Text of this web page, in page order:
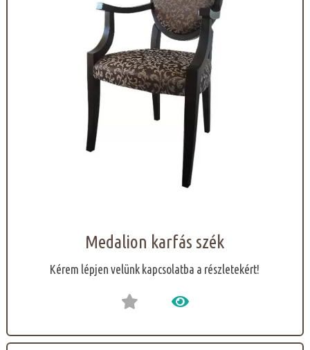
Medalion karfás szék
Kérem lépjen velünk kapcsolatba a részletekért!